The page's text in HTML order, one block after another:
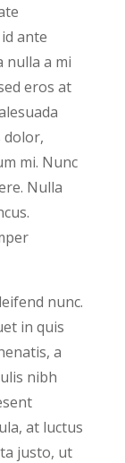
ante
nulla a mi
eros at
dolor,
mi. Nunc
Nulla
nunc.
in quis
a
nibh
at luctus
justo, ut